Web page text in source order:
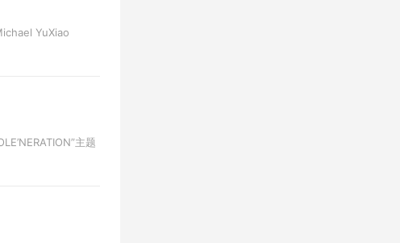
YuXiao
主题